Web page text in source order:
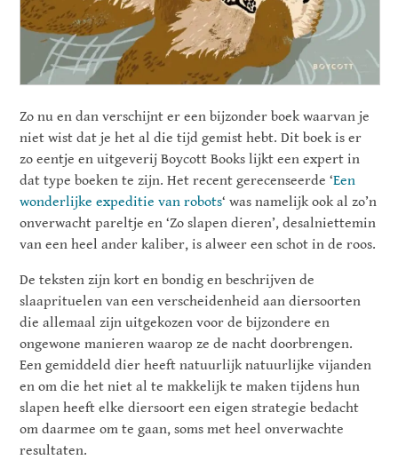
Zo nu en dan verschijnt er een bijzonder boek waarvan je
niet wist dat je het al die tijd gemist hebt. Dit boek is er
zo eentje en uitgeverij Boycott Books lijkt een expert in
dat type boeken te zijn. Het recent gerecenseerde ‘Een
wonderlijke expeditie van robots‘ was namelijk ook al zo’n
onverwacht pareltje en ‘Zo slapen dieren’, desalniettemin
van een heel ander kaliber, is alweer een schot in de roos.
De teksten zijn kort en bondig en beschrijven de
slaaprituelen van een verscheidenheid aan diersoorten
die allemaal zijn uitgekozen voor de bijzondere en
ongewone manieren waarop ze de nacht doorbrengen.
Een gemiddeld dier heeft natuurlijk natuurlijke vijanden
en om die het niet al te makkelijk te maken tijdens hun
slapen heeft elke diersoort een eigen strategie bedacht
om daarmee om te gaan, soms met heel onverwachte
resultaten.